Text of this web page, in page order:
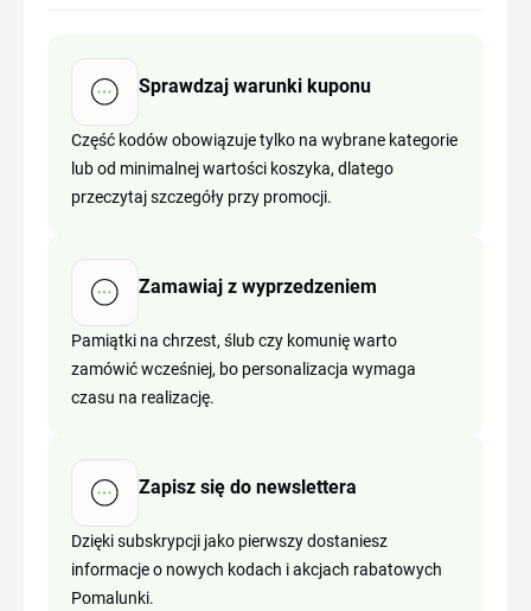
Sprawdzaj warunki kuponu
Część kodów obowiązuje tylko na wybrane kategorie
lub od minimalnej wartości koszyka, dlatego
przeczytaj szczegóły przy promocji.
Zamawiaj z wyprzedzeniem
Pamiątki na chrzest, ślub czy komunię warto
zamówić wcześniej, bo personalizacja wymaga
czasu na realizację.
Zapisz się do newslettera
Dzięki subskrypcji jako pierwszy dostaniesz
informacje o nowych kodach i akcjach rabatowych
Pomalunki.